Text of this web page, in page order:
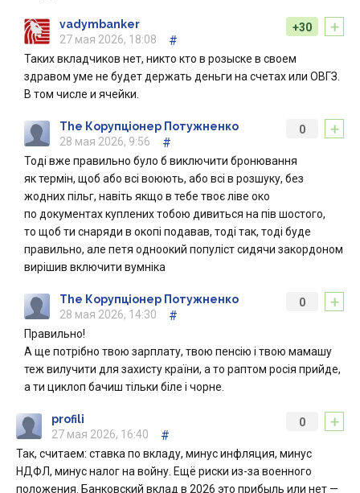
+
+30
vadymbanker
27 мая 2026, 18:08
#
Таких вкладчиков нет, никто кто в розыске в своем
здравом уме не будет держать деньги на счетах или ОВГЗ.
В том числе и ячейки.
+
0
The Корупціонер Потужненко
28 мая 2026, 9:56
#
Тоді вже правильно було б виключити бронювання
як термін, щоб або всі воюють, або всі в розшуку, без
жодних пільг, навіть якщо в тебе твоє ліве око
по документах куплених тобою дивиться на пів шостого,
то щоб ти снаряди в окопі подавав, тоді так, тоді буде
правильно, але петя одноокий популіст сидячи закордоном
вирішив включити вумніка
+
0
The Корупціонер Потужненко
28 мая 2026, 14:30
#
Правильно!
А ще потрібно твою зарплату, твою пенсію і твою мамашу
теж вилучити для захисту країни, а то раптом росія прийде,
а ти циклоп бачиш тільки біле і чорне.
+
0
profili
27 мая 2026, 16:40
#
Так, считаем: ставка по вкладу, минус инфляция, минус
НДФЛ, минус налог на войну. Ещё риски из-за военного
положения. Банковский вклад в 2026 это прибыль или нет —